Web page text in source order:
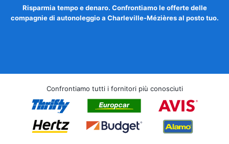
Risparmia tempo e denaro. Confrontiamo le offerte delle
compagnie di autonoleggio a Charleville-Mézières al posto tuo.
Confrontiamo tutti i fornitori più conosciuti